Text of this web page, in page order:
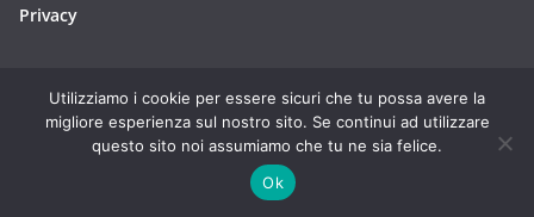
Privacy
Copyright © 2026SportMe NEWS. Tutti i diritti riservati.
di ThemeGrill. Powered by
Utilizziamo i cookie per essere sicuri che tu possa avere la
migliore esperienza sul nostro sito. Se continui ad utilizzare
questo sito noi assumiamo che tu ne sia felice.
Ok